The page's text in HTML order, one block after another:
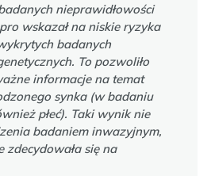
nieprawidłowości
wskazał na niskie ryzyka
badanych
To pozwoliło
informacje na temat
synka (w badaniu
płeć). Taki wynik nie
badaniem inwazyjnym,
zdecydowała się na